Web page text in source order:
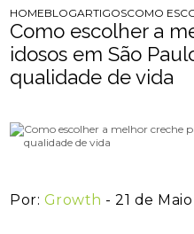
HOMEBLOGARTIGOSCOMO
Como escolher a
idosos em São
qualidade de vida
Por: Growth - 21 de